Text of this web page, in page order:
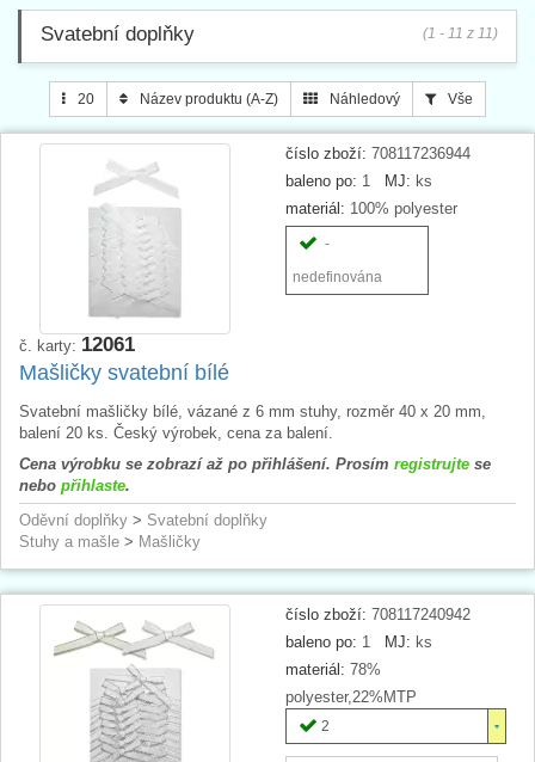
Svatební doplňky (1 - 11 z 11)
20 Název produktu (A-Z) Náhledový Vše
číslo zboží: 708117236944
baleno po: 1 MJ: ks
materiál: 100% polyester
-
nedefinována
č. karty: 12061
Mašličky svatební bílé
Svatební mašličky bílé, vázané z 6 mm stuhy, rozměr 40 x 20 mm,
balení 20 ks. Český výrobek, cena za balení.
Cena výrobku se zobrazí až po přihlášení. Prosím registrujte se
nebo přihlaste.
Oděvní doplňky > Svatební doplňky
Stuhy a mašle > Mašličky
číslo zboží: 708117240942
baleno po: 1 MJ: ks
materiál: 78%
polyester,22%MTP
2